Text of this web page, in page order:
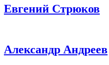
Евгений Стрюков
Александр Андреев